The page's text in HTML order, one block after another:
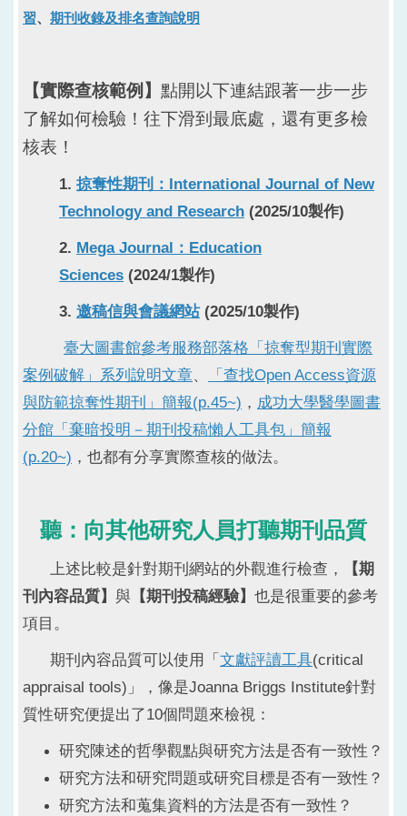
習、 期刊收錄及排名查詢說明
【實際查核範例】 點開以下連結跟著一步一步
了解如何檢驗！往下滑到最底處，還有更多檢
核表！
1. 掠奪性期刊：International Journal of New
Technology and Research (2025/10製作)
2. Mega Journal：Education
Sciences (2024/1製作)
3. 邀稿信與會議網站(2025/10製作)
臺大圖書館參考服務部落格「掠奪型期刊實際
案例破解」系列說明文章、
「查找Open Access資源
與防範掠奪性期刊」簡報(p.45~) ， 成功大學醫學圖書
分館「棄暗投明－期刊投稿懶人工具包」簡報
(p.20~) ，也都有分享實際查核的做法。
聽：向其他研究人員打聽期刊品質
上述比較是針對期刊網站的外觀進行檢查，
【期
刊內容品質】 與 【期刊投稿經驗】 也是很重要的參考
項目。
期刊內容品質可以使用「 文獻評讀工具(critical
appraisal tools)」，像是Joanna Briggs Institute針對
質性研究便提出了10個問題來檢視：
研究陳述的哲學觀點與研究方法是否有一致性？
研究方法和研究問題或研究目標是否有一致性？
研究方法和蒐集資料的方法是否有一致性？